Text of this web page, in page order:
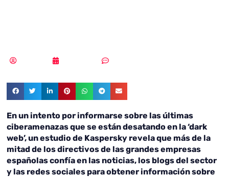
En un intento por informarse sobre las últimas
ciberamenazas que se están desatando en la ‘dark
web’, un estudio de Kaspersky revela que más de la
mitad de los directivos de las grandes empresas
españolas confía en las noticias, los blogs del sector
y las redes sociales para obtener información sobre